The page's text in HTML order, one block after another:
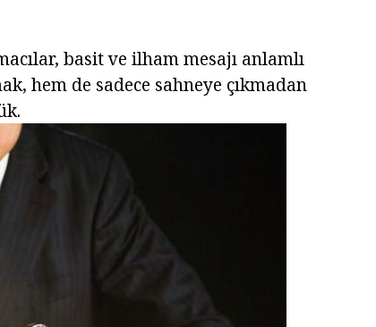
basit ve ilham mesajı anlamlı
hem de sadece sahneye çıkmadan